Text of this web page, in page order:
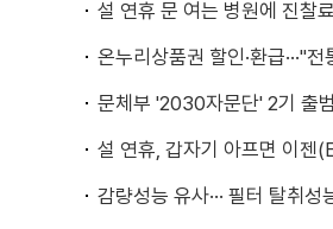
설 연휴 문 여는 병원에 진찰
온누리상품권 할인·환급···"
문체부 '2030자문단' 2기 출범
설 연휴, 갑자기 아프면 이젠
감량성능 유사··· 필터 탈취